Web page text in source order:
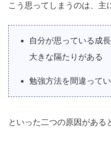
こう思ってしまうのは、主
自分が思っている成
大きな隔たりがある
勉強方法を間違って
といった二つの原因がある